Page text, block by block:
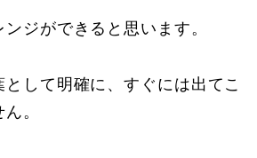
ジができると思います。
して明確に、すぐには出てこ
。